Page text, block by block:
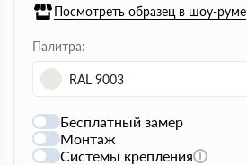
Посмотреть образец в шоу-руме
Палитра:
RAL 9003
Бесплатный замер
Монтаж
Системы крепления